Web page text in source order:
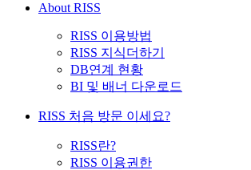
About RISS
RISS 이용방법
RISS 지식더하기
DB연계 현황
BI 및 배너 다운로드
RISS 처음 방문 이세요?
RISS란?
RISS 이용권한